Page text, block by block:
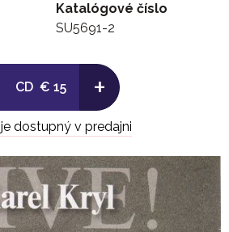
Katalógové číslo
SU5691-2
CD € 15 +
dostupný v predajni